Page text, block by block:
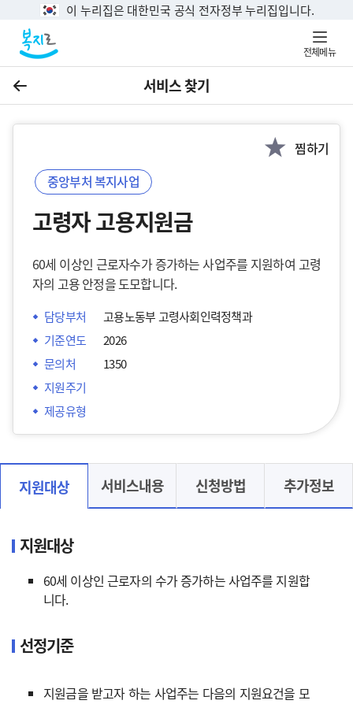
이 누리집은 대한민국 공식 전자정부 누리집입니다.
전체메뉴
이전 서비스 찾기
찜하기
중앙부처 복지사업
고령자 고용지원금
60세 이상인 근로자수가 증가하는 사업주를 지원하여 고령
자의 고용 안정을 도모합니다.
담당부처
고용노동부 고령사회인력정책과
기준연도
2026
문의처
1350
지원주기
제공유형
지원대상 서비스내용 신청방법 추가정보
지원대상
60세 이상인 근로자의 수가 증가하는 사업주를 지원합
니다.
선정기준
지원금을 받고자 하는 사업주는 다음의 지원요건을 모